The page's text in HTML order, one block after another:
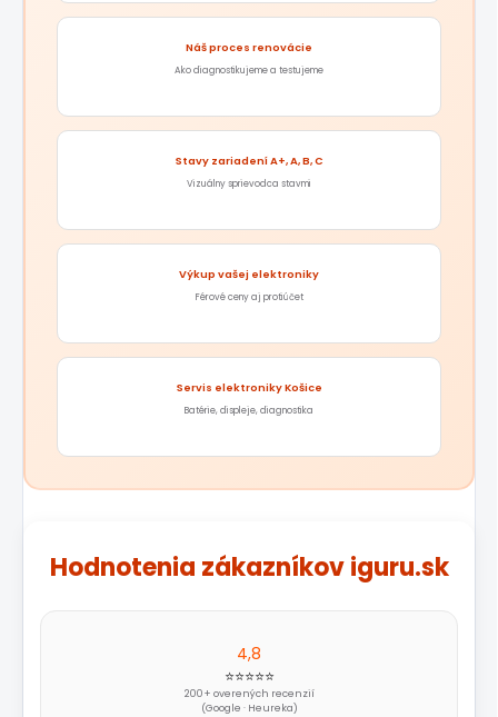
Náš proces renovácie
Ako diagnostikujeme a testujeme
Stavy zariadení A+, A, B, C
Vizuálny sprievodca stavmi
Výkup vašej elektroniky
Férové ceny aj protiúčet
Servis elektroniky Košice
Batérie, displeje, diagnostika
Hodnotenia zákazníkov iguru.sk
4,8
⭐⭐⭐⭐⭐
200+ overených recenzií
(Google · Heureka)